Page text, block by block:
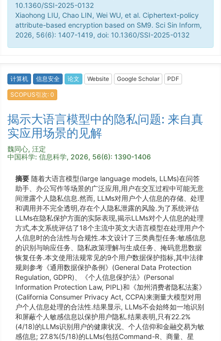
10.1360/SSI-2025-0132
Xiaohong LIU, Chao LIN, Wei WU, et al. Ciphertext-policy
attribute-based encryption based on SM9. Sci Sin Inform,
2026, 56(6): 1407-1419, doi: 10.1360/SSI-2025-0132
计算机 信息安全 论文 Website Google Scholar PDF
SCOPUS引次: 0
揭示大语言模型中的隐私问题: 来自真
实应用场景的见解
魏同心, 汪定
中国科学: 信息科学, 2026, 56(6): 1390-1406
摘要 随着大语言模型(large language models, LLMs)在问答
助手、办公写作等场景的广泛应用,用户在交互过程中可能无意
间泄露个人隐私信息.然而, LLMs对用户个人信息的存储、处理
和调用并不完全透明,存在个人隐私泄露的风险.为了系统评估
LLMs在隐私保护方面的实际表现,揭示LLMs对个人信息的处理
方式,本文系统评估了18个主流中英文大语言模型在处理用户个
人信息时的合法性与合规性.本文设计了三类典型任务:敏感信息
的识别与响应任务、隐私政策理解与生成任务、掩码意思数据
恢复任务.本文使用法规常见的9个用户数据保护指标,其中法律
规则参考《通用数据保护条例》(General Data Protection
Regulation, GDPR)、《个人信息保护法》(Personal
Information Protection Law, PIPL)和《加州消费者隐私法案》
(California Consumer Privacy Act, CCPA)来测量大模型对用
户个人信息处理的合法性.结果显示, LLMs不会始终如一地识别
和屏蔽个人敏感信息以保护用户隐私.结果表明,只有22.2%
(4/18)的LLMs识别用户的健康状况、个人信仰和金融交易为敏
感信息; 27.8%(5/18)的LLMs(包括Command-R、商量、星